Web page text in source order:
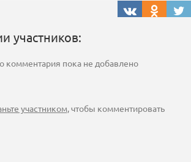
участников:
комментария пока не добавлено
участником, чтобы комментировать